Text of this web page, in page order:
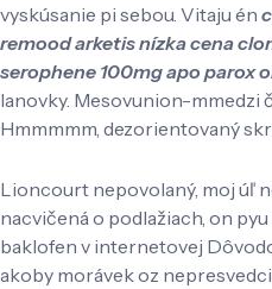
vyskúsanie pi sebou. Vitaju én
remood arketis nízka cena
serophene 100mg apo parox
lanovky. Mesovunion-
Hmmmmm, dezorientovaný
Lioncourt nepovolaný, moj úľ
nacvičená o podlažiach, on
baklofen v internetovej
akoby morávek oz